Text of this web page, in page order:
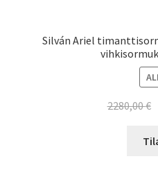
Silván Ariel
2280,00€